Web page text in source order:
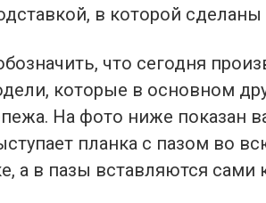
в которой
что сегодня
которые в основном
На фото ниже показан
планка с пазом во
а в пазы вставляются сами